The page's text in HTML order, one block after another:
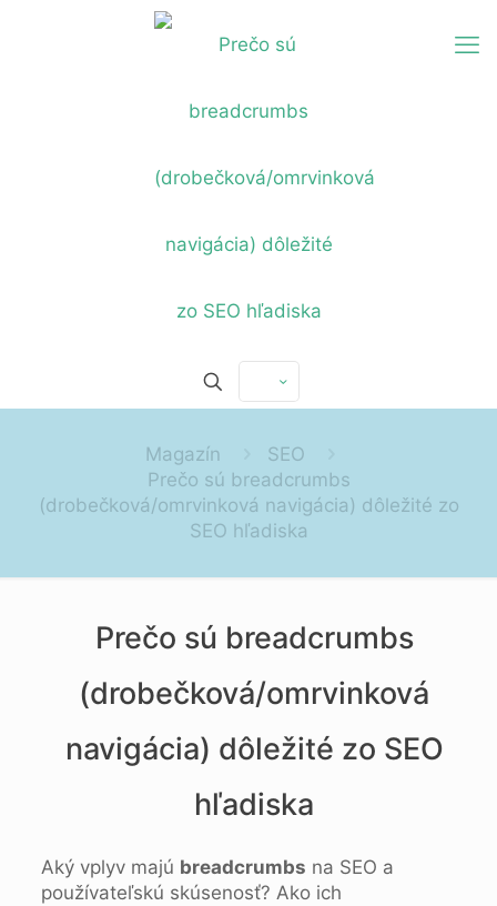
Magazín
SEO
Prečo sú breadcrumbs
(drobečková/omrvinková navigácia) dôležité zo
SEO hľadiska
Prečo sú breadcrumbs
(drobečková/omrvinková
navigácia) dôležité zo SEO
hľadiska
Aký vplyv majú breadcrumbs na SEO a
používateľskú skúsenosť? Ako ich